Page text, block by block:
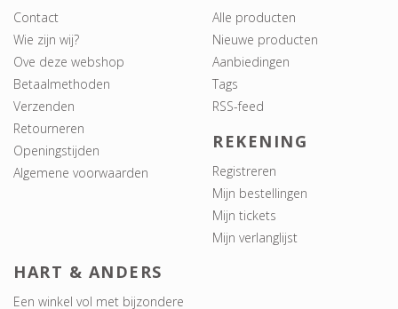
Contact
Wie zijn wij?
Ove deze webshop
Betaalmethoden
Verzenden
Retourneren
Openingstijden
Algemene voorwaarden
Alle producten
Nieuwe producten
Aanbiedingen
Tags
RSS-feed
REKENING
Registreren
Mijn bestellingen
Mijn tickets
Mijn verlanglijst
HART & ANDERS
Een winkel vol met bijzondere